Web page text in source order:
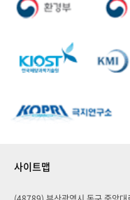
사이트맵